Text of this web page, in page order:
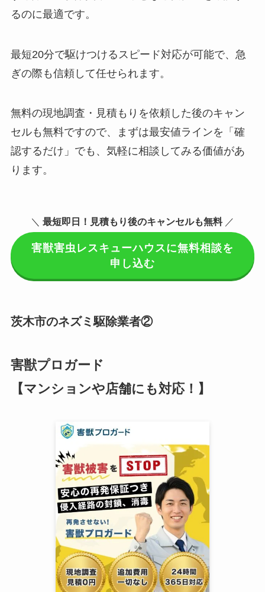
るのに最適です。
最短20分で駆けつけるスピード対応が可能で、急
ぎの際も信頼して任せられます。
無料の現地調査・見積もりを依頼した後のキャン
セルも無料ですので、まずは最安値ラインを「確
認するだけ」でも、気軽に相談してみる価値があ
ります。
＼ 最短即日！見積もり後のキャンセルも無料／
害獣害虫レスキューハウスに無料相談を
申し込む
茨木市のネズミ駆除業者②
害獣プロガード
【マンションや店舗にも対応！】